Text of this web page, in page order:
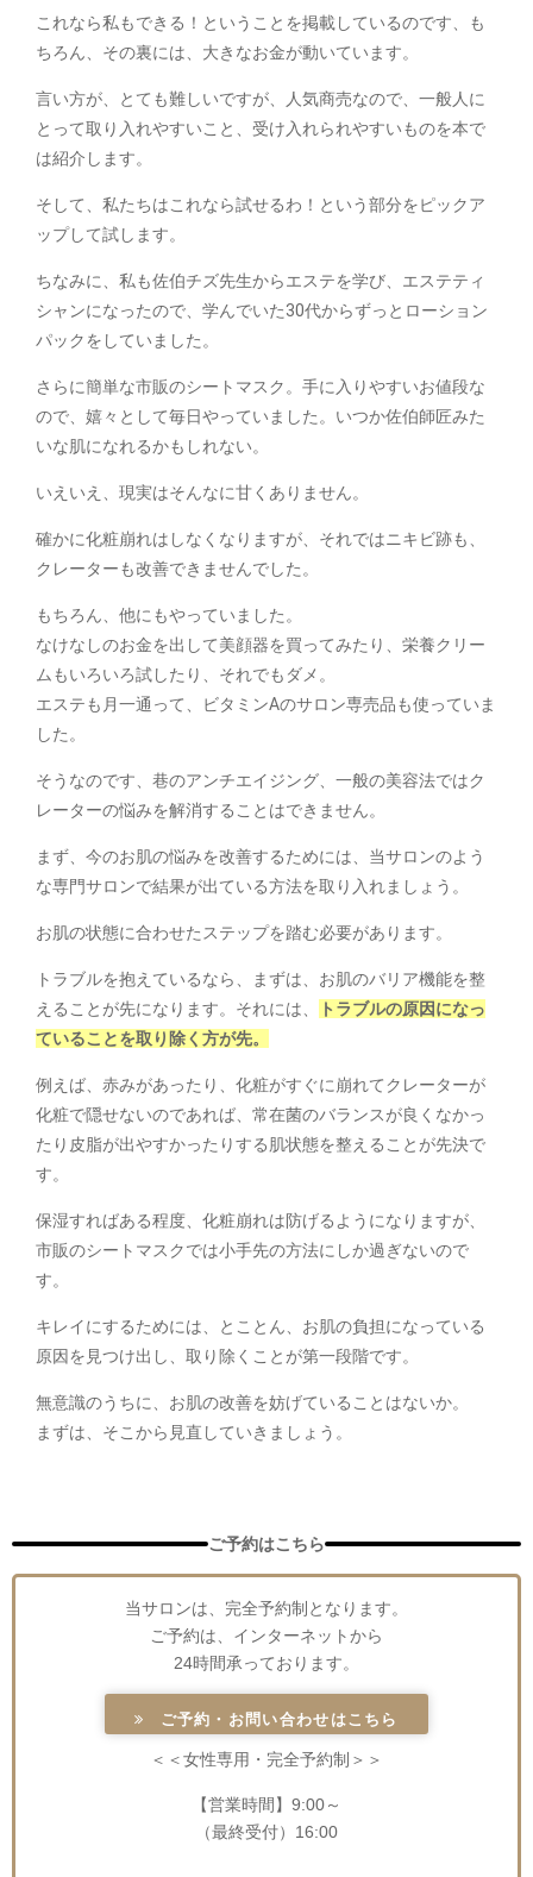
これなら私もできる！ということを掲載しているのです、も
ちろん、その裏には、大きなお金が動いています。
言い方が、とても難しいですが、人気商売なので、一般人に
とって取り入れやすいこと、受け入れられやすいものを本で
は紹介します。
そして、私たちはこれなら試せるわ！という部分をピックア
ップして試します。
ちなみに、私も佐伯チズ先生からエステを学び、エステティ
シャンになったので、学んでいた30代からずっとローション
パックをしていました。
さらに簡単な市販のシートマスク。手に入りやすいお値段な
ので、嬉々として毎日やっていました。いつか佐伯師匠みた
いな肌になれるかもしれない。
いえいえ、現実はそんなに甘くありません。
確かに化粧崩れはしなくなりますが、それではニキビ跡も、
クレーターも改善できませんでした。
もちろん、他にもやっていました。
なけなしのお金を出して美顔器を買ってみたり、栄養クリー
ムもいろいろ試したり、それでもダメ。
エステも月一通って、ビタミンAのサロン専売品も使っていま
した。
そうなのです、巷のアンチエイジング、一般の美容法ではク
レーターの悩みを解消することはできません。
まず、今のお肌の悩みを改善するためには、当サロンのよう
な専門サロンで結果が出ている方法を取り入れましょう。
お肌の状態に合わせたステップを踏む必要があります。
トラブルを抱えているなら、まずは、お肌のバリア機能を整
えることが先になります。それには、
トラブルの原因になっ
ていることを取り除く方が先。
例えば、赤みがあったり、化粧がすぐに崩れてクレーターが
化粧で隠せないのであれば、常在菌のバランスが良くなかっ
たり皮脂が出やすかったりする肌状態を整えることが先決で
す。
保湿すればある程度、化粧崩れは防げるようになりますが、
市販のシートマスクでは小手先の方法にしか過ぎないので
す。
キレイにするためには、とことん、お肌の負担になっている
原因を見つけ出し、 取り除くことが第一段階です。
無意識のうちに、お肌の改善を妨げていることはないか。
まずは、そこから見直していきましょう。
ご予約はこちら
当サロンは、完全予約制となります。
ご予約は、インターネットから
24時間承っております。
ご予約・お問い合わせはこちら
＜＜女性専用・完全予約制＞＞
【営業時間】9:00～
（最終受付）16:00